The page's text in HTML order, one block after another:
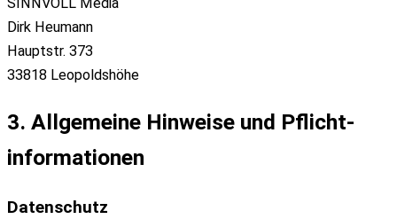
Dirk Heumann
Hauptstr. 373
33818 Leopoldshöhe
3. Allgemeine Hinweise und Pflicht­
informationen
Datenschutz